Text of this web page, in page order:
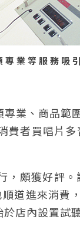
業等服務吸
業、商品範
者買唱片
頗獲好評
道進來消費
店內設置試